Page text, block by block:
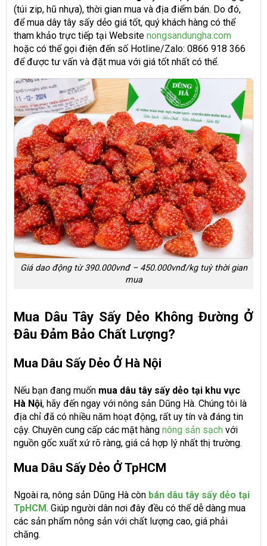
(túi zip, hũ nhựa), thời gian mua và địa điểm bán. Do đó,
để mua dây tây sấy dẻo giá tốt, quý khách hàng có thể
tham khảo trực tiếp tại Website nongsandungha.com
hoặc có thể gọi điện đến số Hotline/Zalo: 0866 918 366
để được tư vấn và đặt mua với giá tốt nhất có thể.
Giá dao động từ 390.000vnđ – 450.000vnđ/kg tuỳ thời gian
mua
Mua Dâu Tây Sấy Dẻo Không Đường Ở
Đâu Đảm Bảo Chất Lượng?
Mua Dâu Sấy Dẻo Ở Hà Nội
Nếu bạn đang muốn mua dâu tây sấy dẻo tại khu vực
Hà Nội, hãy đến ngay với nông sản Dũng Hà. Chúng tôi là
địa chỉ đã có nhiều năm hoạt động, rất uy tín và đáng tin
cậy. Chuyên cung cấp các mặt hàng nông sản sạch với
nguồn gốc xuất xứ rõ ràng, giá cả hợp lý nhất thị trường.
Mua Dâu Sấy Dẻo Ở TpHCM
Ngoài ra, nông sản Dũng Hà còn bán dâu tây sấy dẻo tại
TpHCM. Giúp người dân nơi đây đều có thể dễ dàng mua
các sản phẩm nông sản với chất lượng cao, giá phải
chăng.